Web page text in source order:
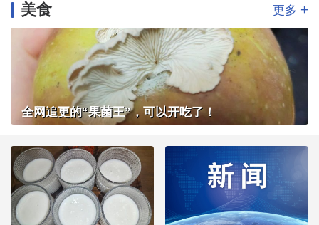
美食 更多 +
全网追更的“果菌王”，可以开吃了！